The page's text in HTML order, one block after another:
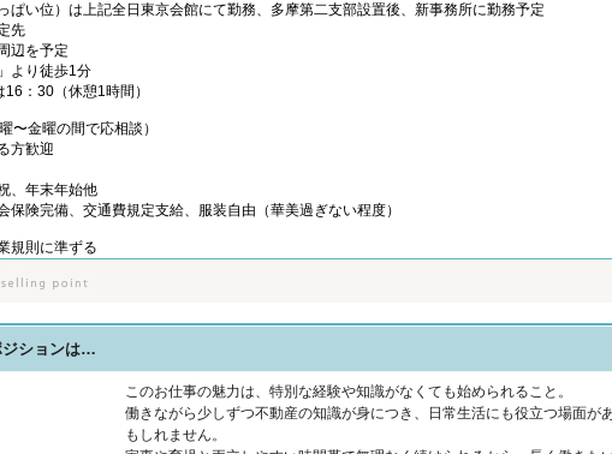
ぱい位）は上記全日東京会館にて勤務、多摩第二支部設置後、新事務所に勤務予定
先
辺を予定
より徒歩1分
：30（休憩1時間）
〜金曜の間で応相談）
方歓迎
、年末年始他
保険完備、交通費規定支給、服装自由（華美過ぎない程度）
規則に準ずる
ジションは…
このお仕事の魅力は、特別な経験や知識がなくても始められること。
働きながら少しずつ不動産の知識が身につき、日常生活にも役立つ場面が
もしれません。